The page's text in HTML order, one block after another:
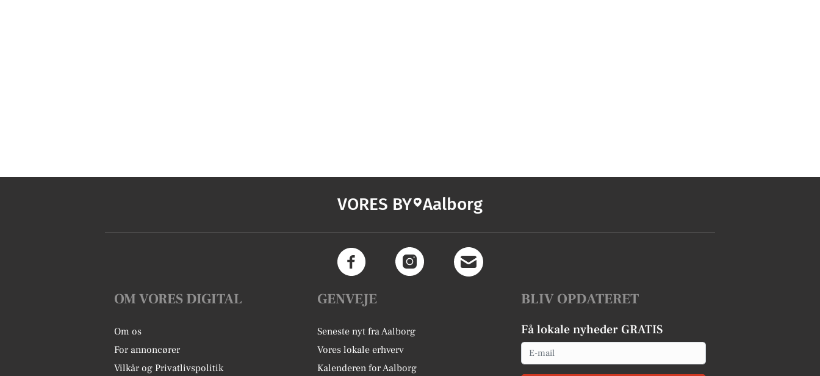
VORES BY Aalborg
OM VORES DIGITAL
Om os
For annoncører
Vilkår og Privatlivspolitik
GENVEJE
Seneste nyt fra Aalborg
Vores lokale erhverv
Kalenderen for Aalborg
BLIV OPDATERET
Få lokale nyheder GRATIS
Email